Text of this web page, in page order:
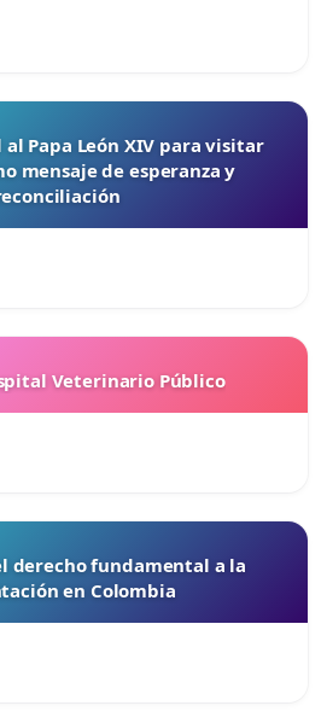
Papa León XIV para visitar
mensaje de esperanza y
Veterinario Público
derecho fundamental a la
en Colombia